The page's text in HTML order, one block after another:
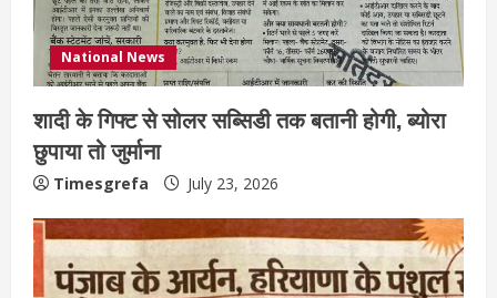
National News
शादी के गिफ्ट से सोलर सब्सिडी तक बतानी होगी, ब्योरा
छुपाया तो जुर्माना
Timesgrefa July 23, 2026